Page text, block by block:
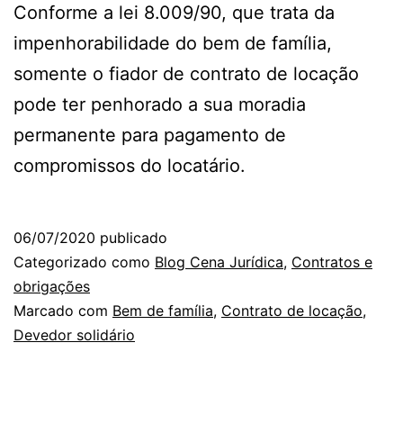
Conforme a lei 8.009/90, que trata da
impenhorabilidade do bem de família,
somente o fiador de contrato de locação
pode ter penhorado a sua moradia
permanente para pagamento de
compromissos do locatário.
06/07/2020 publicado
Categorizado como Blog Cena Jurídica, Contratos e
obrigações
Marcado com Bem de família, Contrato de locação,
Devedor solidário